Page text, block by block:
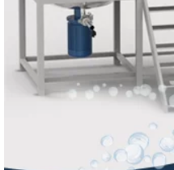
nguyên liệu. Tránh gặp
nguyên liệu với giá cao.
Nơi bán nguyên
Liên hệ mua nguyên liệu làm